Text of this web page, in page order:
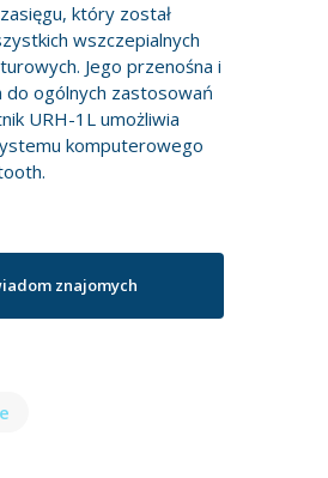
który został
wszczepialnych
Jego przenośna i
ogólnych zastosowań
URH-1L umożliwia
komputerowego
znajomych